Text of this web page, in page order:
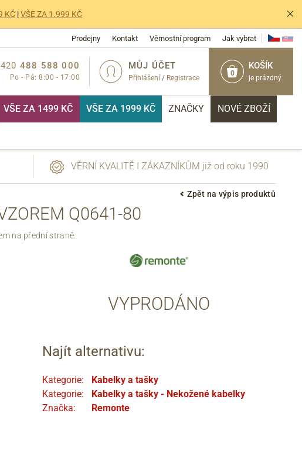
KČ |VŠE ZA 1.999 KČ
Prodejny Kontakt Věrnostní program Jak vybrat
0
KOŠÍK
je prázdný
MŮJ ÚČET
Přihlášení / Registrace
488 588 000
Po - Pá: 8:00 - 17:00
VŠE ZA 1499 KČ VŠE ZA 1999 KČ ZNAČKY NOVÉ ZBOŽÍ
VĚRNÍ KVALITĚ I ZÁKAZNÍKŮM již od roku 1990
Zpět na výpis produktů
Q0641-80
na přední straně.
VYPRODÁNO
Najít alternativu:
Kategorie:
Kabelky a tašky
Kategorie:
Kabelky a tašky - Nekožené kabelky
Značka:
Remonte